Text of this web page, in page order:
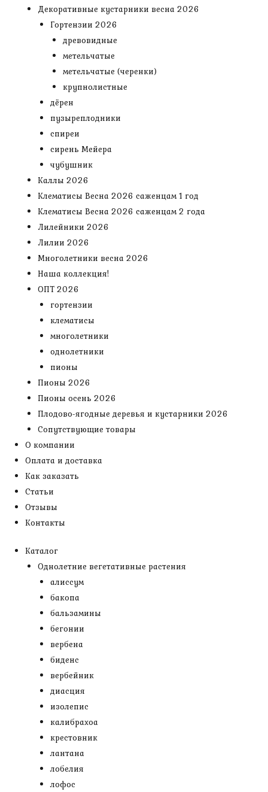
Декоративные кустарники весна 2026
Гортензии 2026
древовидные
метельчатые
метельчатые (черенки)
крупнолистные
дёрен
пузыреплодники
спиреи
сирень Мейера
чубушник
Каллы 2026
Клематисы Весна 2026 саженцам 1 год
Клематисы Весна 2026 саженцам 2 года
Лилейники 2026
Лилии 2026
Многолетники весна 2026
Наша коллекция!
ОПТ 2026
гортензии
клематисы
многолетники
однолетники
пионы
Пионы 2026
Пионы осень 2026
Плодово-ягодные деревья и кустарники 2026
Сопутствующие товары
О компании
Оплата и доставка
Как заказать
Статьи
Отзывы
Контакты
Каталог
Однолетние вегетативные растения
алиссум
бакопа
бальзамины
бегонии
вербена
биденс
вербейник
диасция
изолепис
калибрахоа
крестовник
лантана
лобелия
лофос